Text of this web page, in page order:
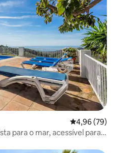
4,96 de uma
4,96 (79)
para o mar, acessível para